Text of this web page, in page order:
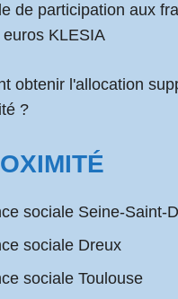
de participation aux
KLESIA
obtenir l'allocation
?
sociale Seine-Saint-
sociale Dreux
sociale Toulouse